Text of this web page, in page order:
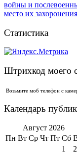
Статистика
Штрихкод моего
Возьмите моб телефон с
Календарь
Август 2026
Пн Вт Ср Чт Пт Сб
1
2